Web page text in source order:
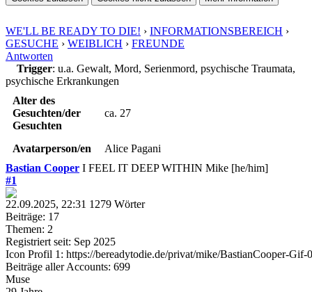
WE'LL BE READY TO DIE! › INFORMATIONSBEREICH ›
GESUCHE › WEIBLICH › FREUNDE
Antworten
Trigger: u.a. Gewalt, Mord, Serienmord, psychische Traumata,
psychische Erkrankungen
Alter des
Gesuchten/der
Gesuchten
ca. 27
Avatarperson/en
Alice Pagani
Bastian Cooper I FEEL IT DEEP WITHIN Mike [he/him]
#1
22.09.2025, 22:31 1279 Wörter
Beiträge: 17
Themen: 2
Registriert seit: Sep 2025
Icon Profil 1: https://bereadytodie.de/privat/mike/BastianCooper-Gif-
Beiträge aller Accounts: 699
Muse